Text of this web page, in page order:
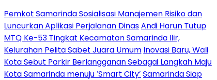
Pemkot Samarinda Sosialisasi Manajemen Risiko dan
Luncurkan Aplikasi Perjalanan DinasAndi Harun Tutup
MTQ Ke-53 Tingkat Kecamatan Samarinda Ilir,
Kelurahan Pelita Sabet Juara Umum Inovasi Baru, Wali
Kota Sebut Parkir Berlangganan Sebagai Langkah Maju
Kota Samarinda menuju ‘Smart City’ Samarinda Siap